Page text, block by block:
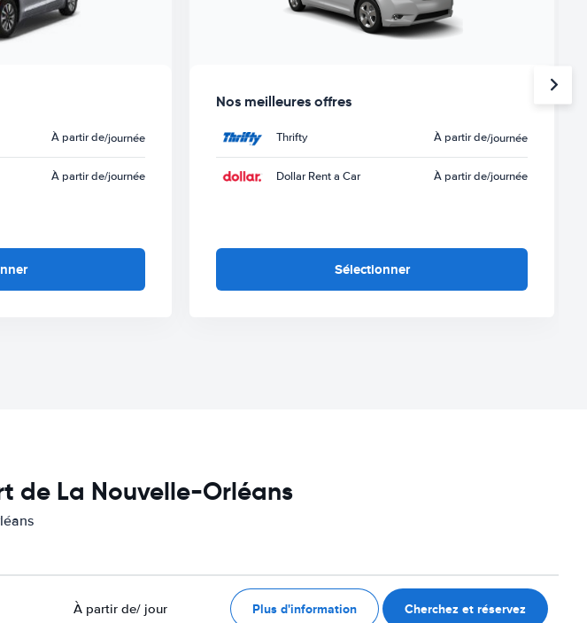
À partir de/journée
À partir de/journée
Nos meilleures offres
Thrifty À partir de/journée
Dollar Rent a Car À partir de/journée
Sélectionner
de La Nouvelle-Orléans
À partir de/ jour Plus d'information Cherchez et réservez